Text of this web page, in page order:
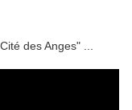
des Anges" ...